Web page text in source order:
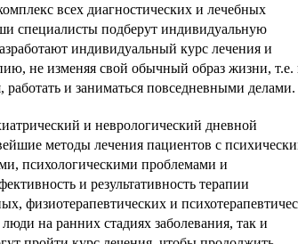
всех диагностических и лечебных
специалисты подберут индивидуальную
индивидуальный курс лечения и
не изменяя свой обычный образ жизни,
и заниматься повседневными делами.
и неврологический дневной
методы лечения пациентов с
психологическими проблемами и
и результативность терапии
физиотерапевтических и
на ранних стадиях заболевания, так и